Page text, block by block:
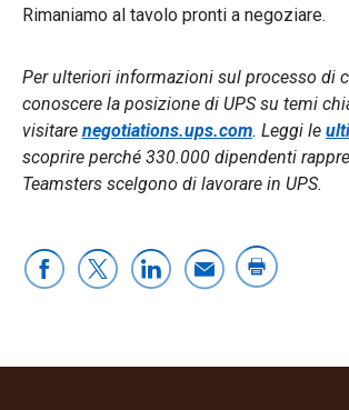
Rimaniamo al tavolo pronti a negoziare.
Per ulteriori informazioni sul processo di
conoscere la posizione di UPS su temi
visitare negotiations.ups.com. Leggi le
scoprire perché 330.000 dipendenti
Teamsters scelgono di lavorare in UPS.